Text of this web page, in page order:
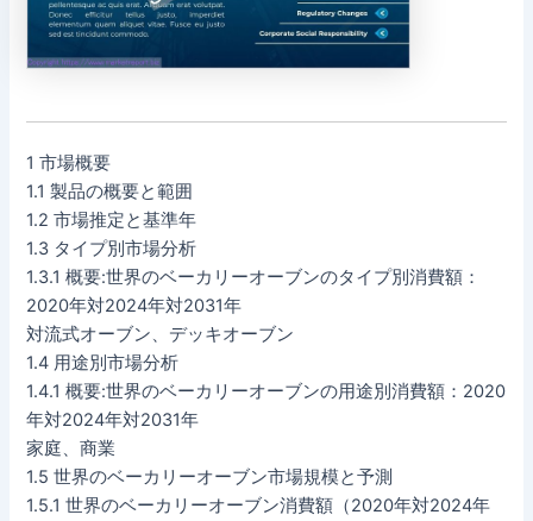
1 市場概要
1.1 製品の概要と範囲
1.2 市場推定と基準年
1.3 タイプ別市場分析
1.3.1 概要:世界のベーカリーオーブンのタイプ別消費額：
2020年対2024年対2031年
対流式オーブン、デッキオーブン
1.4 用途別市場分析
1.4.1 概要:世界のベーカリーオーブンの用途別消費額：2020
年対2024年対2031年
家庭、商業
1.5 世界のベーカリーオーブン市場規模と予測
1.5.1 世界のベーカリーオーブン消費額（2020年対2024年